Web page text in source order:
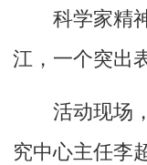
科学家精神
江，一个突出
活动现场，
究中心主任李